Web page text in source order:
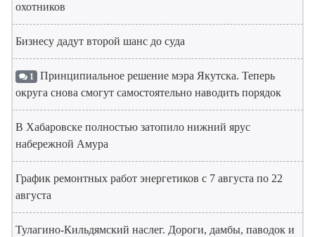
охотников
Бизнесу дадут второй шанс до суда
1 Принципиальное решение мэра Якутска. Теперь
округа снова смогут самостоятельно наводить порядок
В Хабаровске полностью затопило нижний ярус
набережной Амура
График ремонтных работ энергетиков с 7 августа по 22
августа
Тулагино-Кильдямский наслег. Дороги, дамбы, паводок и